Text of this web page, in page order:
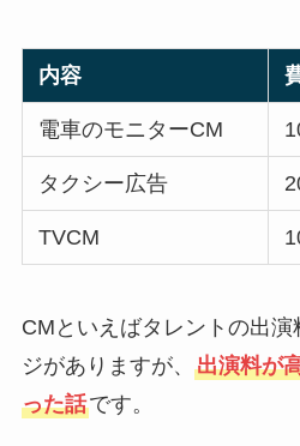
内容
電車のモニターCM
タクシー広告
TVCM
CMといえばタレントの出
ジがありますが、 出演料が
った話です。